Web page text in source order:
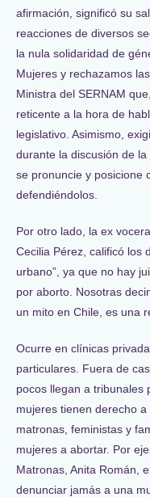
afirmación, significó su
reacciones de diversos
la nula solidaridad de
Mujeres y rechazamos
Ministra del SERNAM
reticente a la hora de
legislativo. Asimismo,
durante la discusión de
se pronuncie y posicione
defendiéndolos.
Por otro lado, la ex
Cecilia Pérez, calificó los
urbano”, ya que no hay
por aborto. Nosotras
un mito en Chile, es una
Ocurre en clínicas
particulares. Fuera de
pocos llegan a tribunales
mujeres tienen derecho
matronas, feministas y
mujeres a abortar. Por
Matronas, Anita Román,
denunciar jamás a una